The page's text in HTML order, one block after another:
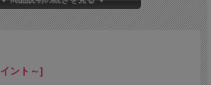
ント～]